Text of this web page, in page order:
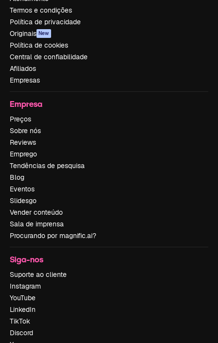
Termos e condições
Política de privacidade
Originais New
Política de cookies
Central de confiabilidade
Afiliados
Empresas
Empresa
Preços
Sobre nós
Reviews
Emprego
Tendências de pesquisa
Blog
Eventos
Slidesgo
Vender conteúdo
Sala de imprensa
Procurando por magnific.ai?
Siga-nos
Suporte ao cliente
Instagram
YouTube
LinkedIn
TikTok
Discord